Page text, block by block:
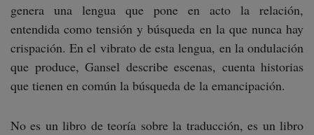
genera una lengua que pone en acto la relación,
entendida como tensión y búsqueda en la que nunca hay
crispación. En el vibrato de esta lengua, en la ondulación
que produce, Gansel describe escenas, cuenta historias
que tienen en común la búsqueda de la emancipación.
No es un libro de teoría sobre la traducción, es un libro